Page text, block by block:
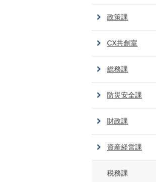
政策課
CX共創室
総務課
防災安全課
財政課
資産経営課
税務課